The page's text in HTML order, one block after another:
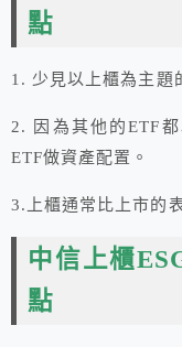
點
1. 少見以上櫃為主題
2. 因為其他的ETF
ETF做資產配置。
3.上櫃通常比上市的
中信上櫃
點